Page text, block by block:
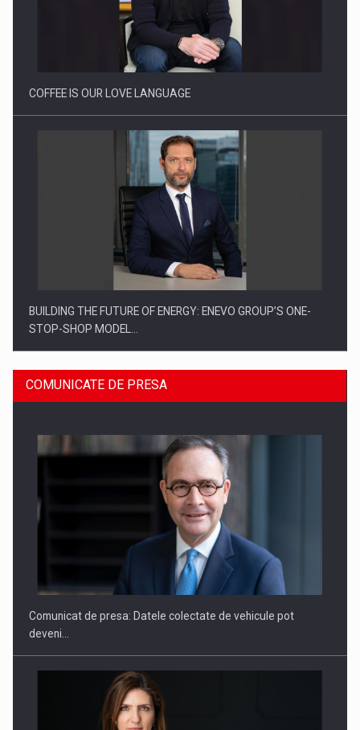
Proteinmaxxing and the Future of Protein Demand
COFFEE IS OUR LOVE LANGUAGE
BUILDING THE FUTURE OF ENERGY: ENEVO GROUP’S ONE-
STOP-SHOP MODEL…
ROOTED IN ROMANIA, BUILT TO DELIVER TECHNOLOGY FOR
COMUNICATE DE PRESA
Comunicat de presa: Datele colectate de vehicule pot
deveni…